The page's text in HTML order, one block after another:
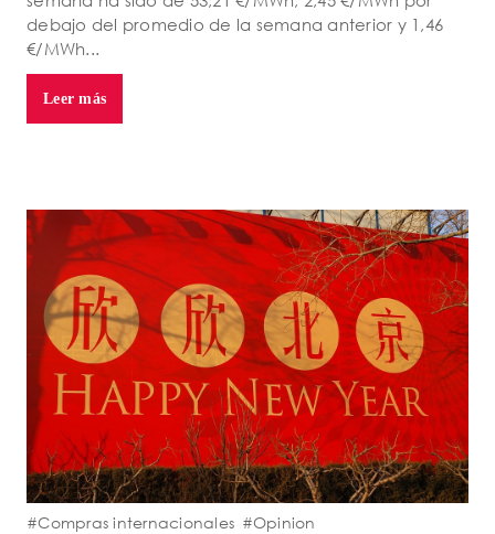
debajo del promedio de la semana anterior y 1,46
€/MWh...
Leer más
#Compras internacionales #Opinion